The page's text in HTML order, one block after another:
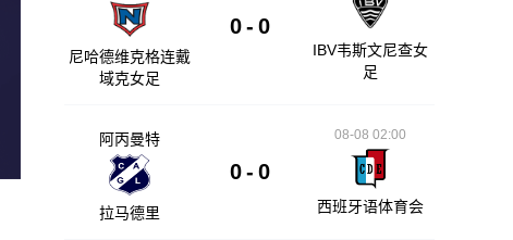
尼哈德维克格连戴
域克女足
0 - 0
IBV韦斯文尼查女
足
阿丙曼特
拉马德里
0 - 0
08-08 02:00
西班牙语体育会